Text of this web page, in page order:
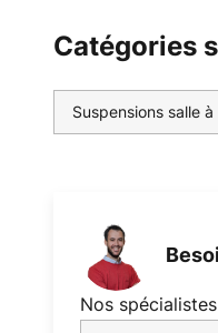
Catégories
Suspensions salle
Nos